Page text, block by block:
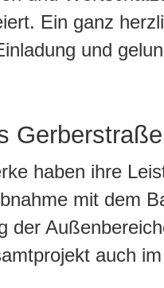
Ein ganz
und
haben ihre
mit dem
der
auch